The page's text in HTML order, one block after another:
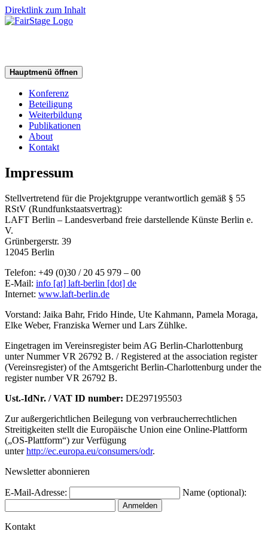
Direktlink zum Inhalt
Hauptmenü öffnen
Konferenz
Beteiligung
Weiterbildung
Publikationen
About
Kontakt
Impressum
Stellvertretend für die Projektgruppe verantwortlich gemäß § 55
RStV (Rundfunkstaatsvertrag):
LAFT Berlin – Landesverband freie darstellende Künste Berlin e.
V.
Grünbergerstr. 39
12045 Berlin
Telefon: +49 (0)30 / 20 45 979 – 00
E-Mail: info [at] laft-berlin [dot] de
Internet: www.laft-berlin.de
Vorstand: Jaika Bahr, Frido Hinde, Ute Kahmann, Pamela Moraga,
Elke Weber, Franziska Werner und Lars Zühlke.
Eingetragen im Vereinsregister beim AG Berlin-Charlottenburg
unter Nummer VR 26792 B. / Registered at the association register
(Vereinsregister) of the Amtsgericht Berlin-Charlottenburg under the
register number VR 26792 B.
Ust.-IdNr. / VAT ID number: DE297195503
Zur außergerichtlichen Beilegung von verbraucherrechtlichen
Streitigkeiten stellt die Europäische Union eine Online-Plattform
(„OS-Plattform“) zur Verfügung
unterhttp://ec.europa.eu/consumers/odr.
Newsletter abonnieren
E-Mail-Adresse: Name (optional):
Kontakt